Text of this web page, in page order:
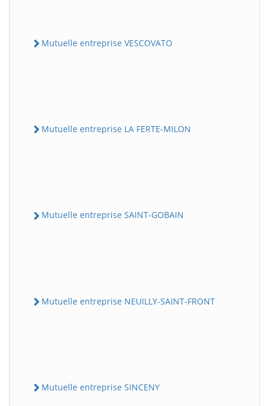
Mutuelle entreprise VESCOVATO
Mutuelle entreprise LA FERTE-MILON
Mutuelle entreprise SAINT-GOBAIN
Mutuelle entreprise NEUILLY-SAINT-FRONT
Mutuelle entreprise SINCENY